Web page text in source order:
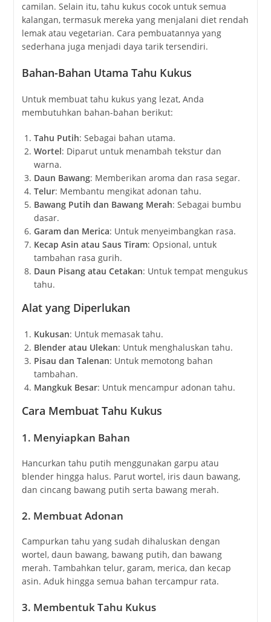
camilan. Selain itu, tahu kukus cocok untuk semua
kalangan, termasuk mereka yang menjalani diet rendah
lemak atau vegetarian. Cara pembuatannya yang
sederhana juga menjadi daya tarik tersendiri.
Bahan-Bahan Utama Tahu Kukus
Untuk membuat tahu kukus yang lezat, Anda
membutuhkan bahan-bahan berikut:
Tahu Putih: Sebagai bahan utama.
Wortel: Diparut untuk menambah tekstur dan
warna.
Daun Bawang: Memberikan aroma dan rasa segar.
Telur: Membantu mengikat adonan tahu.
Bawang Putih dan Bawang Merah: Sebagai bumbu
dasar.
Garam dan Merica: Untuk menyeimbangkan rasa.
Kecap Asin atau Saus Tiram: Opsional, untuk
tambahan rasa gurih.
Daun Pisang atau Cetakan: Untuk tempat mengukus
tahu.
Alat yang Diperlukan
Kukusan: Untuk memasak tahu.
Blender atau Ulekan: Untuk menghaluskan tahu.
Pisau dan Talenan: Untuk memotong bahan
tambahan.
Mangkuk Besar: Untuk mencampur adonan tahu.
Cara Membuat Tahu Kukus
1. Menyiapkan Bahan
Hancurkan tahu putih menggunakan garpu atau
blender hingga halus. Parut wortel, iris daun bawang,
dan cincang bawang putih serta bawang merah.
2. Membuat Adonan
Campurkan tahu yang sudah dihaluskan dengan
wortel, daun bawang, bawang putih, dan bawang
merah. Tambahkan telur, garam, merica, dan kecap
asin. Aduk hingga semua bahan tercampur rata.
3. Membentuk Tahu Kukus